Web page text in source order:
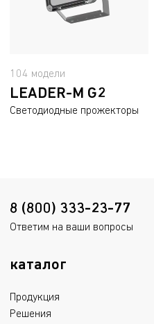
104 модели
LEADER-M G2
Светодиодные прожекторы
8 (800) 333-23-77
Ответим на ваши вопросы
каталог
Продукция
Решения